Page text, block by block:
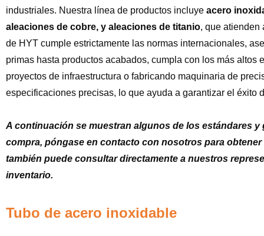
industriales. Nuestra línea de productos incluyeacero
aleaciones de cobre, y aleaciones de titanio, que atienden
de HYT cumple estrictamente las normas internacionales,
primas hasta productos acabados, cumpla con los más
proyectos de infraestructura o fabricando maquinaria de
especificaciones precisas, lo que ayuda a garantizar el
A continuación se muestran algunos de los estándares
compra, póngase en contacto con nosotros para
también puede consultar directamente a nuestros
inventario.
Tubo de acero inoxidable